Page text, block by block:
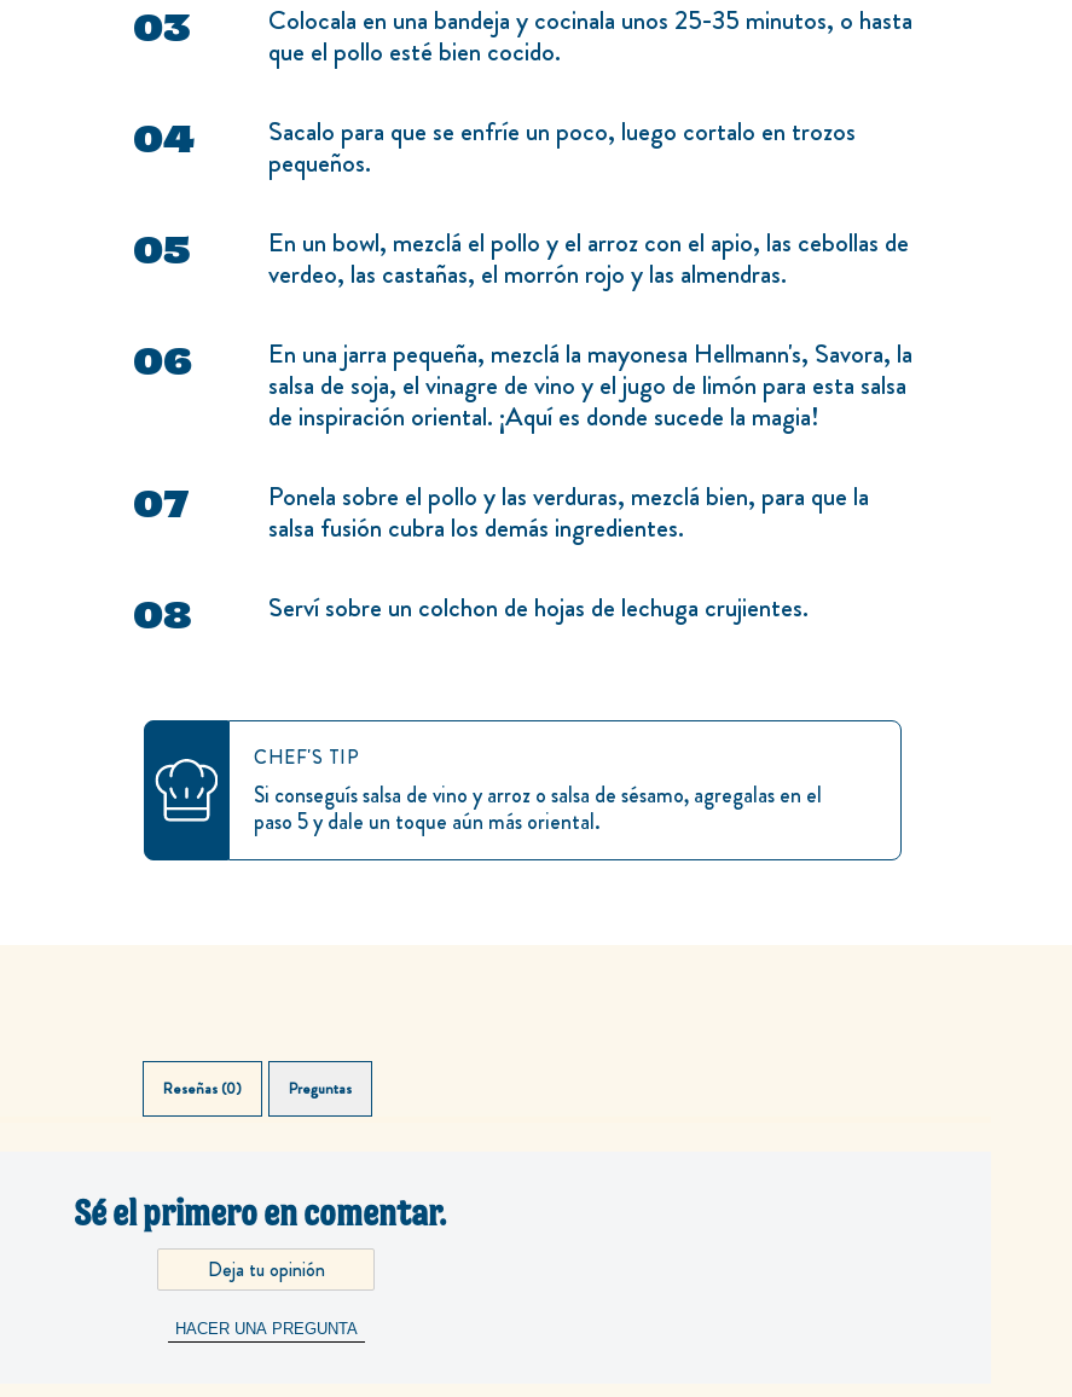
Colocala en una bandeja y cocinala unos 25-35 minutos, o hasta
que el pollo esté bien cocido.
Sacalo para que se enfríe un poco, luego cortalo en trozos
pequeños.
En un bowl, mezclá el pollo y el arroz con el apio, las cebollas de
verdeo, las castañas, el morrón rojo y las almendras.
En una jarra pequeña, mezclá la mayonesa Hellmann's, Savora, la
salsa de soja, el vinagre de vino y el jugo de limón para esta salsa
de inspiración oriental. ¡Aquí es donde sucede la magia!
Ponela sobre el pollo y las verduras, mezclá bien, para que la
salsa fusión cubra los demás ingredientes.
Serví sobre un colchon de hojas de lechuga crujientes.
CHEF'S TIP
Si conseguís salsa de vino y arroz o salsa de sésamo, agregalas en el
paso 5 y dale un toque aún más oriental.
Reseñas (0) Preguntas (0)
Sé el primero en comentar.
Deja tu opinión
HACER UNA PREGUNTA